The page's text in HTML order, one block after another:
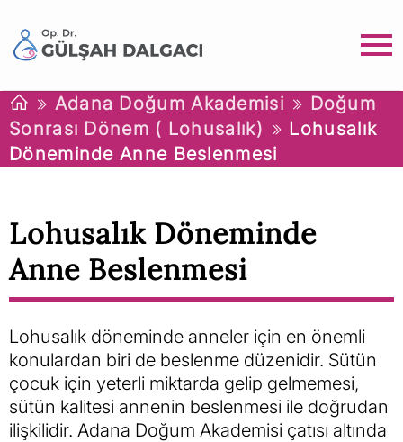
Adana Doğum Akademisi
Doğum
Sonrası Dönem ( Lohusalık)
Lohusalık
Döneminde Anne Beslenmesi
Lohusalık Döneminde
Anne Beslenmesi
Lohusalık döneminde anneler için en önemli
konulardan biri de beslenme düzenidir. Sütün
çocuk için yeterli miktarda gelip gelmemesi,
sütün kalitesi annenin beslenmesi ile doğrudan
ilişkilidir. Adana Doğum Akademisi çatısı altında